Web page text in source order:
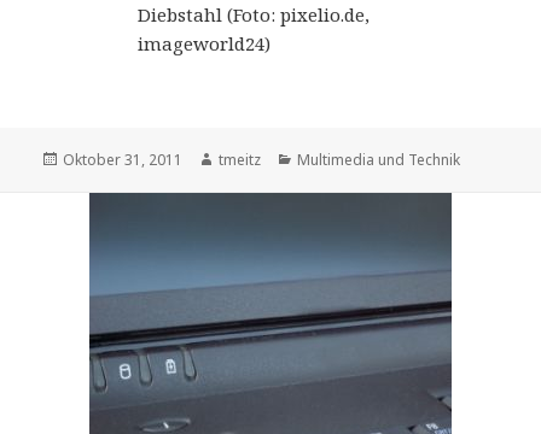
Veröffentlicht
Oktober 31, 2011 Autor
tmeitz Kategorien
Multimedia und Technik